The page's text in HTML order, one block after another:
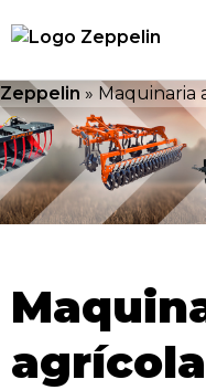
Zeppelin » Maquinaria
agrícola